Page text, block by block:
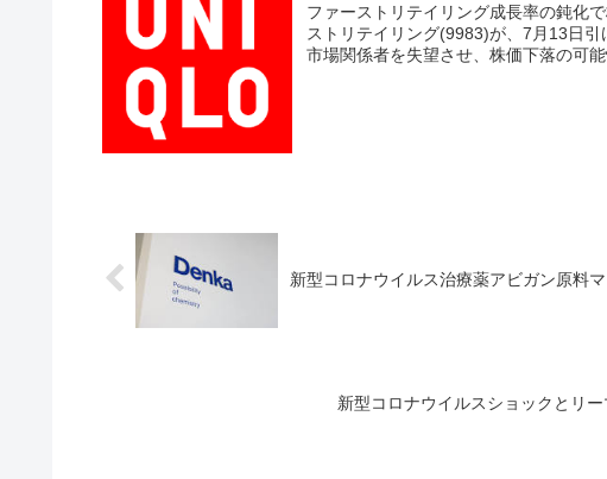
ファーストリテイリング成長率の鈍化
ストリテイリング(9983)が、7月13日
市場関係者を失望させ、株価下落の可
新型コロナウイルス治療薬アビガン原料
新型コロナウイルスショックとリ